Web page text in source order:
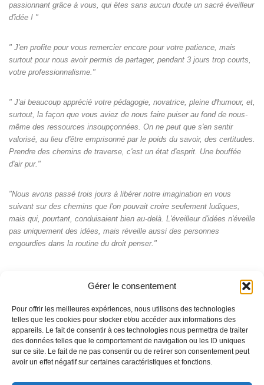
Gérer le consentement
Pour offrir les meilleures expériences, nous utilisons des technologies
telles que les cookies pour stocker et/ou accéder aux informations des
appareils. Le fait de consentir à ces technologies nous permettra de traiter
des données telles que le comportement de navigation ou les ID uniques
sur ce site. Le fait de ne pas consentir ou de retirer son consentement peut
avoir un effet négatif sur certaines caractéristiques et fonctions.
passionnant grâce à vous, qui êtes sans aucun doute un sacré éveilleur
d'idée ! "
" J'en profite pour vous remercier encore pour votre patience, mais
surtout pour nous avoir permis de partager, pendant 3 jours trop courts,
votre professionnalisme."
" J'ai beaucoup apprécié votre pédagogie, novatrice, pleine d'humour, et,
surtout, la façon que vous aviez de nous faire puiser au fond de nous-
même des ressources insoupçonnées. On ne peut que s'en sentir
valorisé, au lieu d'être emprisonné par le poids du savoir, des certitudes.
Prendre des chemins de traverse, c'est un état d'esprit. Une bouffée
d'air pur."
"Nous avons passé trois jours à libérer notre imagination en vous
suivant sur des chemins que l'on pouvait croire seulement ludiques,
mais qui, pourtant, conduisaient bien au-delà. L'éveilleur d'idées n'éveille
pas uniquement des idées, mais réveille aussi des personnes
engourdies dans la routine du droit penser."